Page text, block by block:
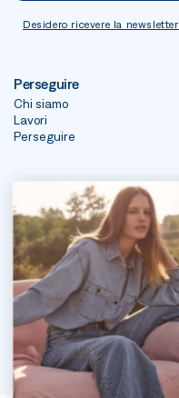
Desidero ricevere la newsletter.
Perseguire
Chi siamo
Lavori
Perseguire
Legale
Termini e Condizioni
Diritto di ritiro
impronta
Protezione dei dati